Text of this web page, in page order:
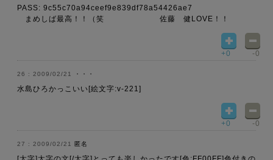
PASS: 9c55c70a94ceef9e839df78a54426ae7
まめしば最高！！（笑 佐藤 健LOVE！！
+0 -0
2009/02/21 ・・・
水島ひろかっこいい[絵文字:v-221]
+0 -0
2009/02/21 匿名